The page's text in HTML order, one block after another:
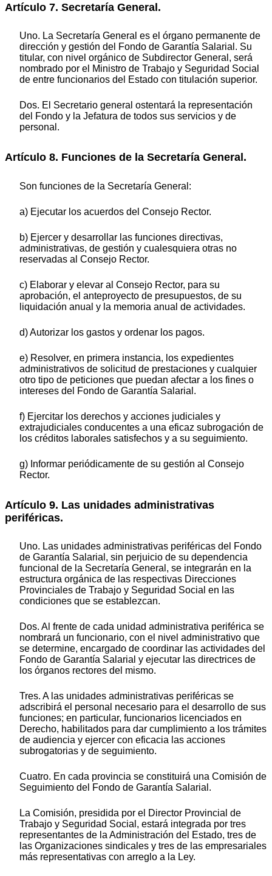
Artículo 7. Secretaría General.
Uno. La Secretaría General es el órgano permanente de
dirección y gestión del Fondo de Garantía Salarial. Su
titular, con nivel orgánico de Subdirector General, será
nombrado por el Ministro de Trabajo y Seguridad Social
de entre funcionarios del Estado con titulación superior.
Dos. El Secretario general ostentará la representación
del Fondo y la Jefatura de todos sus servicios y de
personal.
Artículo 8. Funciones de la Secretaría General.
Son funciones de la Secretaría General:
a) Ejecutar los acuerdos del Consejo Rector.
b) Ejercer y desarrollar las funciones directivas,
administrativas, de gestión y cualesquiera otras no
reservadas al Consejo Rector.
c) Elaborar y elevar al Consejo Rector, para su
aprobación, el anteproyecto de presupuestos, de su
liquidación anual y la memoria anual de actividades.
d) Autorizar los gastos y ordenar los pagos.
e) Resolver, en primera instancia, los expedientes
administrativos de solicitud de prestaciones y cualquier
otro tipo de peticiones que puedan afectar a los fines o
intereses del Fondo de Garantía Salarial.
f) Ejercitar los derechos y acciones judiciales y
extrajudiciales conducentes a una eficaz subrogación de
los créditos laborales satisfechos y a su seguimiento.
g) Informar periódicamente de su gestión al Consejo
Rector.
Artículo 9. Las unidades administrativas
periféricas.
Uno. Las unidades administrativas periféricas del Fondo
de Garantía Salarial, sin perjuicio de su dependencia
funcional de la Secretaría General, se integrarán en la
estructura orgánica de las respectivas Direcciones
Provinciales de Trabajo y Seguridad Social en las
condiciones que se establezcan.
Dos. Al frente de cada unidad administrativa periférica se
nombrará un funcionario, con el nivel administrativo que
se determine, encargado de coordinar las actividades del
Fondo de Garantía Salarial y ejecutar las directrices de
los órganos rectores del mismo.
Tres. A las unidades administrativas periféricas se
adscribirá el personal necesario para el desarrollo de sus
funciones; en particular, funcionarios licenciados en
Derecho, habilitados para dar cumplimiento a los trámites
de audiencia y ejercer con eficacia las acciones
subrogatorias y de seguimiento.
Cuatro. En cada provincia se constituirá una Comisión de
Seguimiento del Fondo de Garantía Salarial.
La Comisión, presidida por el Director Provincial de
Trabajo y Seguridad Social, estará integrada por tres
representantes de la Administración del Estado, tres de
las Organizaciones sindicales y tres de las empresariales
más representativas con arreglo a la Ley.